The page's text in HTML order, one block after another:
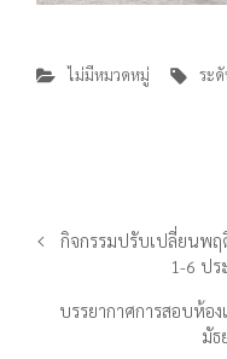
ไม่มีหมวดหมู่ ระ
กิจกรรมปรับเปลี่ยนพ
1-6 ปร
บรรยากาศการสอบห้อ
มัธ